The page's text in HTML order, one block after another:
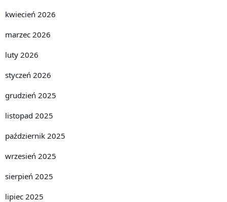
kwiecień 2026
marzec 2026
luty 2026
styczeń 2026
grudzień 2025
listopad 2025
październik 2025
wrzesień 2025
sierpień 2025
lipiec 2025